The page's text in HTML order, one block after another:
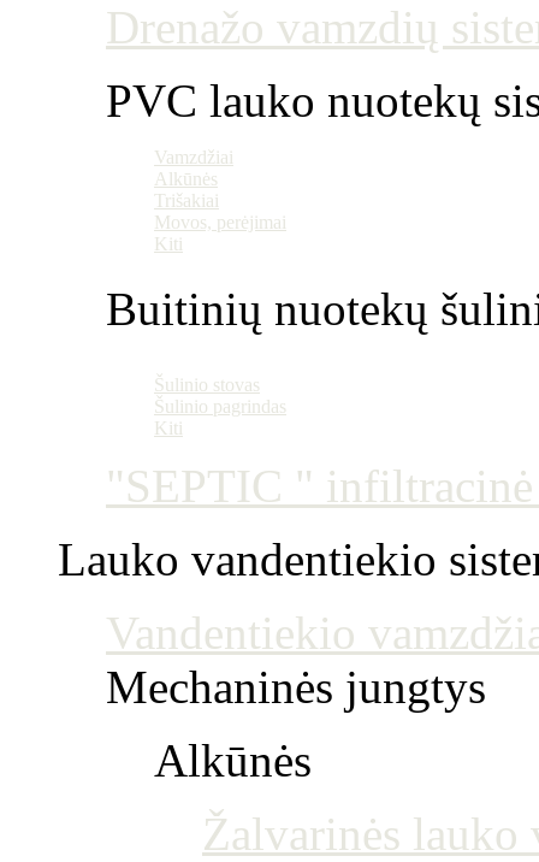
Drenažo vamzdių
PVC lauko nuotekų
Vamzdžiai
Alkūnės
Trišakiai
Movos, perėjimai
Kiti
Buitinių nuotekų
Šulinio stovas
Šulinio pagrindas
Kiti
"SEPTIC "
Lauko vandentiekio
Vandentiekio
Mechaninės jungtys
Alkūnės
Žalvarinės lauko